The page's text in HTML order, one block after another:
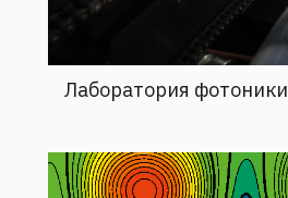
Лаборатория фотоники